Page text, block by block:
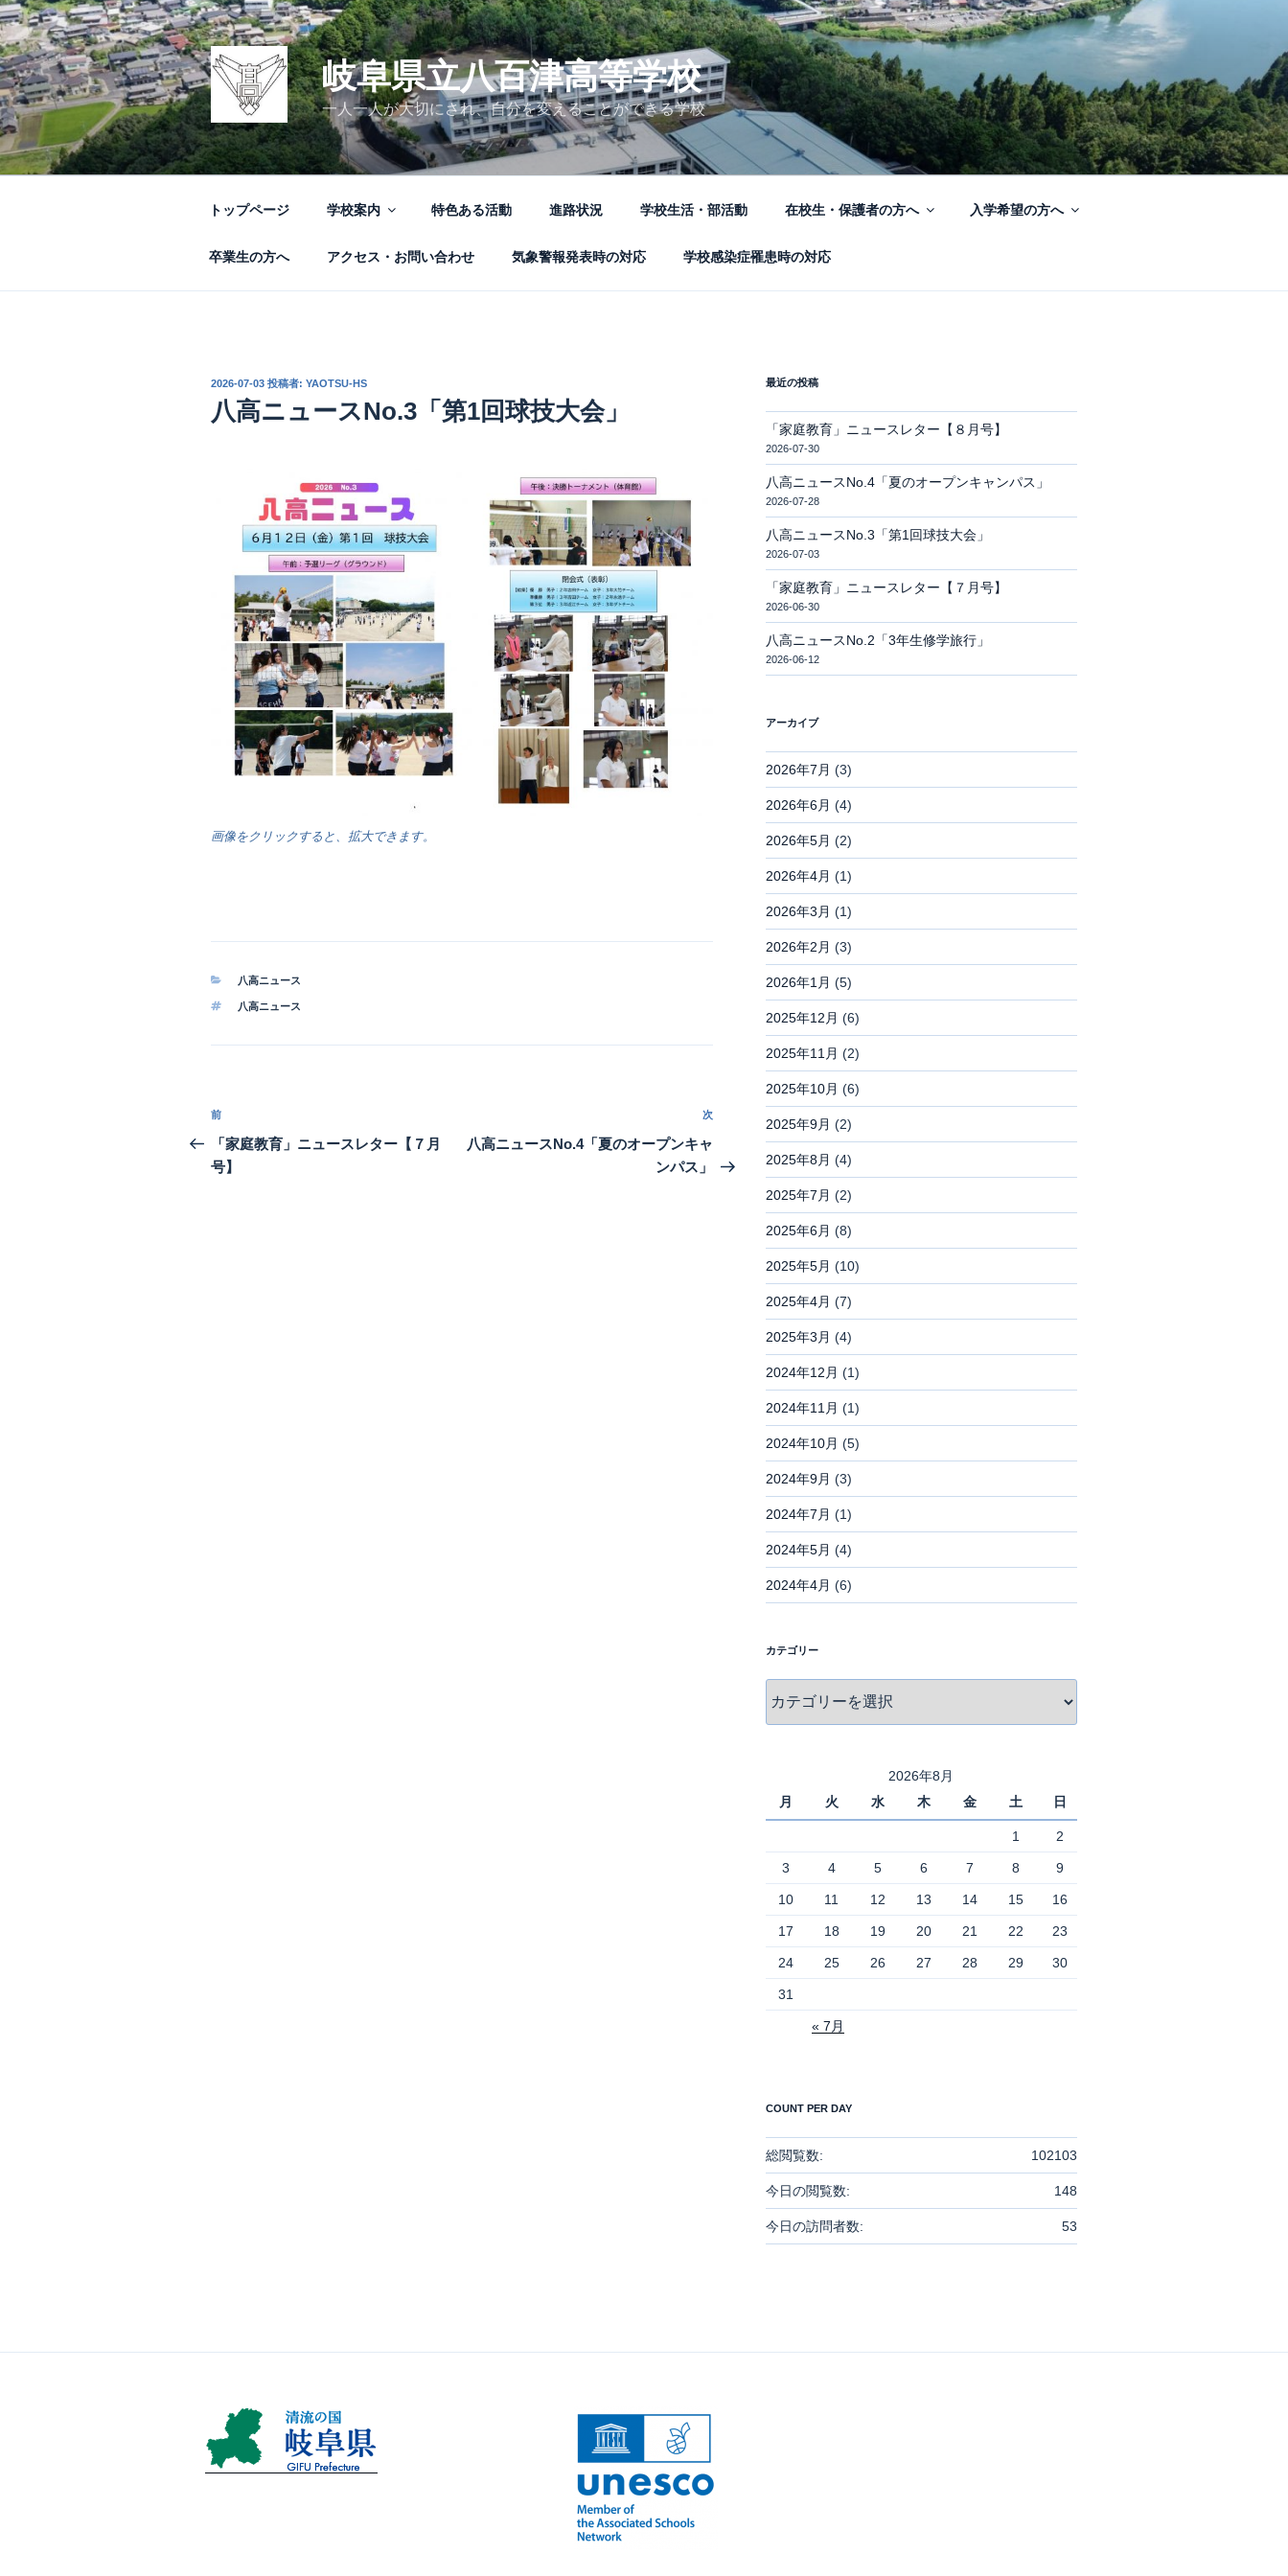
コ
ン
テ
ン
ツ
へ
ス
キ
岐阜県立八百津高等学校
一人一人が大切にされ、自分を変えることができる学校
トップページ 学校案内 特色ある活動 進路状況 学校生活・部活動 在校生・保護者の方へ 入学希望の方へ
卒業生の方へ アクセス・お問い合わせ 気象警報発表時の対応 学校感染症罹患時の対応
投
日:
2026-07-03 投稿者: YAOTSU-HS
八高ニュースNo.3「第1回球技大会」
画像をクリックすると、拡大できます。
カ
ゴ
八高ニュース
タ
八高ニュース
投
稿
ナ
前
の
投
前
「家庭教育」ニュースレター【７月
号】
次
投
次
八高ニュースNo.4「夏のオープンキャ
ンパス」
最近の投稿
「家庭教育」ニュースレター【８月号】
2026-07-30
八高ニュースNo.4「夏のオープンキャンパス」
2026-07-28
八高ニュースNo.3「第1回球技大会」
2026-07-03
「家庭教育」ニュースレター【７月号】
2026-06-30
八高ニュースNo.2「3年生修学旅行」
2026-06-12
アーカイブ
2026年7月 (3)
2026年6月 (4)
2026年5月 (2)
2026年4月 (1)
2026年3月 (1)
2026年2月 (3)
2026年1月 (5)
2025年12月 (6)
2025年11月 (2)
2025年10月 (6)
2025年9月 (2)
2025年8月 (4)
2025年7月 (2)
2025年6月 (8)
2025年5月 (10)
2025年4月 (7)
2025年3月 (4)
2024年12月 (1)
2024年11月 (1)
2024年10月 (5)
2024年9月 (3)
2024年7月 (1)
2024年5月 (4)
2024年4月 (6)
カテゴリー
テ
2026年8月
月
火 水 木 金 土 日
1 2
3 4 5 6 7 8 9
10 11 12 13 14 15 16
17 18 19 20 21 22 23
24 25 26 27 28 29 30
31
« 7月
COUNT PER DAY
102103
総閲覧数:
148
今日の閲覧数:
53
今日の訪問者数: